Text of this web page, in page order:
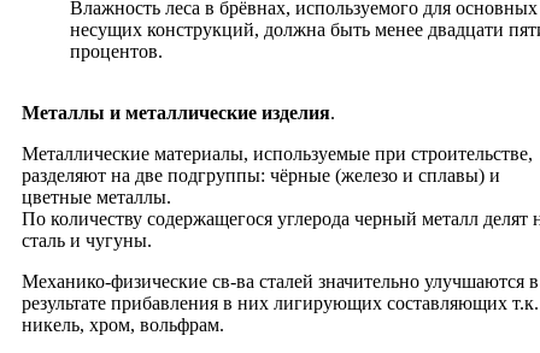
Влажность леса в брёвнах, используемого для основных
несущих конструкций, должна быть менее двадцати
процентов.
Металлы и металлические изделия.
Металлические материалы, используемые при строительстве,
разделяют на две подгруппы: чёрные (железо и сплавы) и
цветные металлы.
По количеству содержащегося углерода черный металл делят
сталь и чугуны.
Механико-физические св-ва сталей значительно улучшаются в
результате прибавления в них лигирующих составляющих
никель, хром, вольфрам.